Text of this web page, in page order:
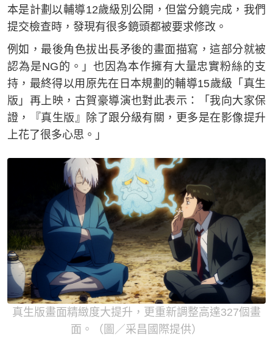
本是計劃以輔導12歲級別公開，但當分鏡完成，我們
提交檢查時，發現有很多鏡頭都被要求修改。
例如，最後角色拔出長矛後的畫面描寫，這部分就被
認為是NG的。」也因為本作擁有大量忠實粉絲的支
持，最終得以用原先在日本規劃的輔導15歲級「真生
版」再上映，古賀豪導演也對此表示：「我向大家保
證，『真生版』除了跟分級有關，更多是在影像提升
上花了很多心思。」
真生版畫面精緻度大提升，更重新調整高達327個畫
面。（圖／采昌國際提供）